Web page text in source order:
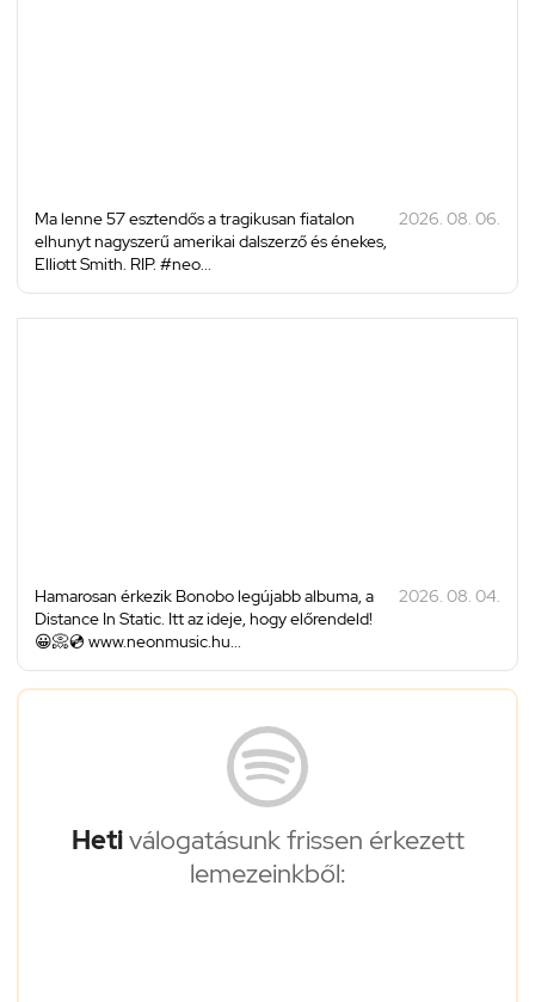
Ma lenne 57 esztendős a tragikusan fiatalon
elhunyt nagyszerű amerikai dalszerző és énekes,
Elliott Smith. RIP. #neo...
2026. 08. 06.
Hamarosan érkezik Bonobo legújabb albuma, a
Distance In Static. Itt az ideje, hogy előrendeld!
😀📀💿 www.neonmusic.hu...
2026. 08. 04.
Hetiválogatásunk frissen érkezett
lemezeinkből: